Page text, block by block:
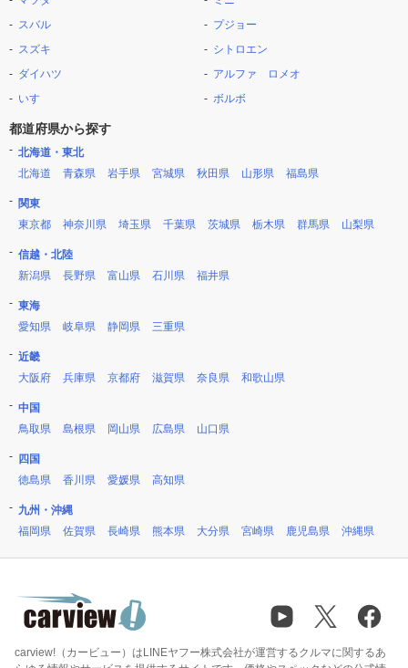
スバル
スズキ
ダイハツ
いすゞ
プジョー
シトロエン
アルファ ロメオ
ボルボ
都道府県から探す
北海道・東北
北海道
青森県 岩手県 宮城県 秋田県 山形県 福島県
関東
東京都
神奈川県 埼玉県 千葉県 茨城県 栃木県 群馬県 山梨県
信越・北陸
新潟県
長野県 富山県 石川県 福井県
東海
愛知県
岐阜県 静岡県 三重県
近畿
大阪府
兵庫県 京都府 滋賀県 奈良県 和歌山県
中国
鳥取県
島根県 岡山県 広島県 山口県
四国
徳島県
香川県 愛媛県 高知県
九州・沖縄
福岡県
佐賀県 長崎県 熊本県 大分県 宮崎県 鹿児島県 沖縄県
carview!（カービュー）はLINEヤフー株式会社が運営するクルマに関するあ